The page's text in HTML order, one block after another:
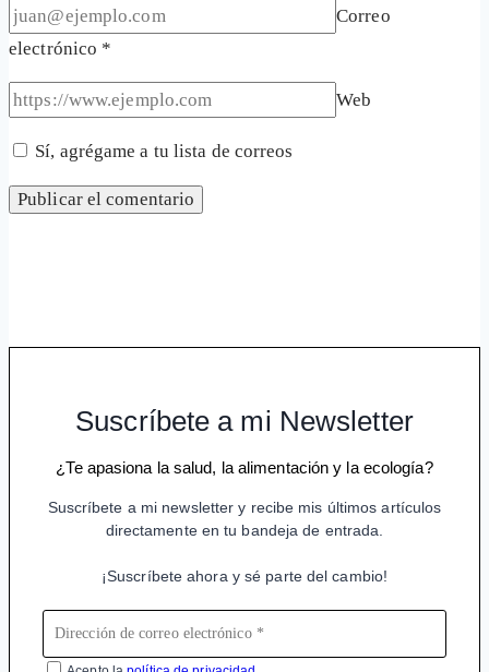
Correo
electrónico *
Web
Sí, agrégame a tu lista de correos
Suscríbete a mi Newsletter
¿Te apasiona la salud, la alimentación y la ecología?
Suscríbete a mi newsletter y recibe mis últimos artículos
directamente en tu bandeja de entrada.
¡Suscríbete ahora y sé parte del cambio!